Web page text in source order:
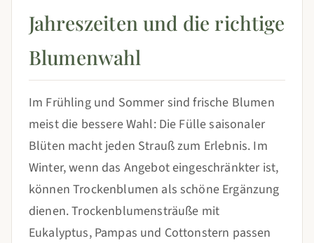
Jahreszeiten und die richtige
Blumenwahl
Im Frühling und Sommer sind frische Blumen
meist die bessere Wahl: Die Fülle saisonaler
Blüten macht jeden Strauß zum Erlebnis. Im
Winter, wenn das Angebot eingeschränkter ist,
können Trockenblumen als schöne Ergänzung
dienen. Trockenblumensträuße mit
Eukalyptus, Pampas und Cottonstern passen